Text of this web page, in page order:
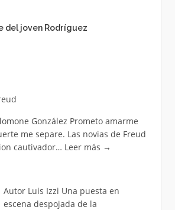
del joven Rodríguez
González Prometo amarme
me separe. Las novias de Freud
cautivador… Leer más →
Autor Luis Izzi Una puesta en
escena despojada de la